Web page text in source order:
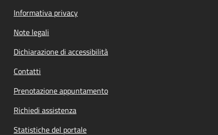
Informativa privacy
Note legali
Dichiarazione di accessibilità
Contatti
Prenotazione appuntamento
Richiedi assistenza
Statistiche del portale